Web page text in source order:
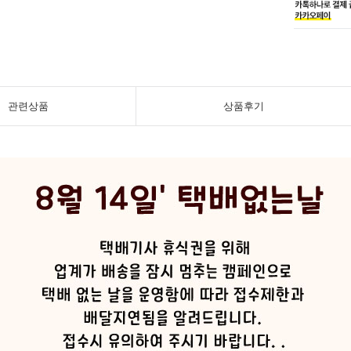
관련상품 상품후기